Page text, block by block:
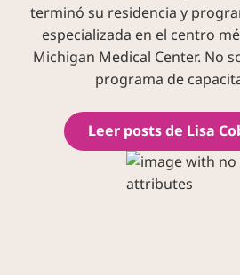
terminó su residencia y
especializada en el centro
Michigan Medical Center. No
programa de
Leer posts de Lisa